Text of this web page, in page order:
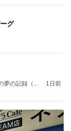
グ
の記録（続
1日前